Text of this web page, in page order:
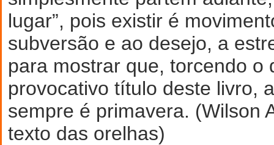
lugar”, pois existir é
subversão e ao desejo, a
para mostrar que, torcendo o
provocativo título deste livro,
sempre é primavera. (Wilson
texto das orelhas)